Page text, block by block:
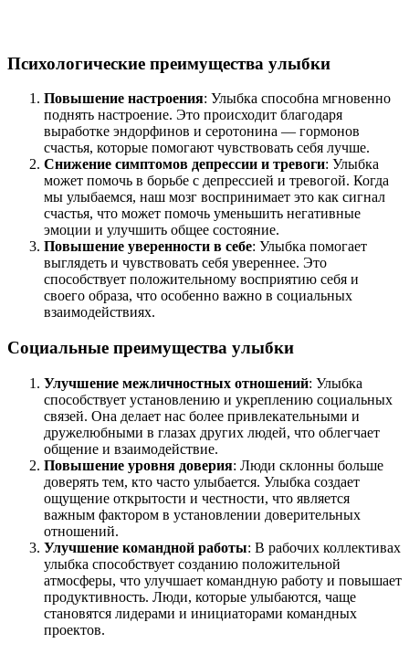
Психологические преимущества улыбки
Повышение настроения: Улыбка способна мгновенно
поднять настроение. Это происходит благодаря
выработке эндорфинов и серотонина — гормонов
счастья, которые помогают чувствовать себя лучше.
Снижение симптомов депрессии и тревоги: Улыбка
может помочь в борьбе с депрессией и тревогой. Когда
мы улыбаемся, наш мозг воспринимает это как сигнал
счастья, что может помочь уменьшить негативные
эмоции и улучшить общее состояние.
Повышение уверенности в себе: Улыбка помогает
выглядеть и чувствовать себя увереннее. Это
способствует положительному восприятию себя и
своего образа, что особенно важно в социальных
взаимодействиях.
Социальные преимущества улыбки
Улучшение межличностных отношений: Улыбка
способствует установлению и укреплению социальных
связей. Она делает нас более привлекательными и
дружелюбными в глазах других людей, что облегчает
общение и взаимодействие.
Повышение уровня доверия: Люди склонны больше
доверять тем, кто часто улыбается. Улыбка создает
ощущение открытости и честности, что является
важным фактором в установлении доверительных
отношений.
Улучшение командной работы: В рабочих коллективах
улыбка способствует созданию положительной
атмосферы, что улучшает командную работу и повышает
продуктивность. Люди, которые улыбаются, чаще
становятся лидерами и инициаторами командных
проектов.